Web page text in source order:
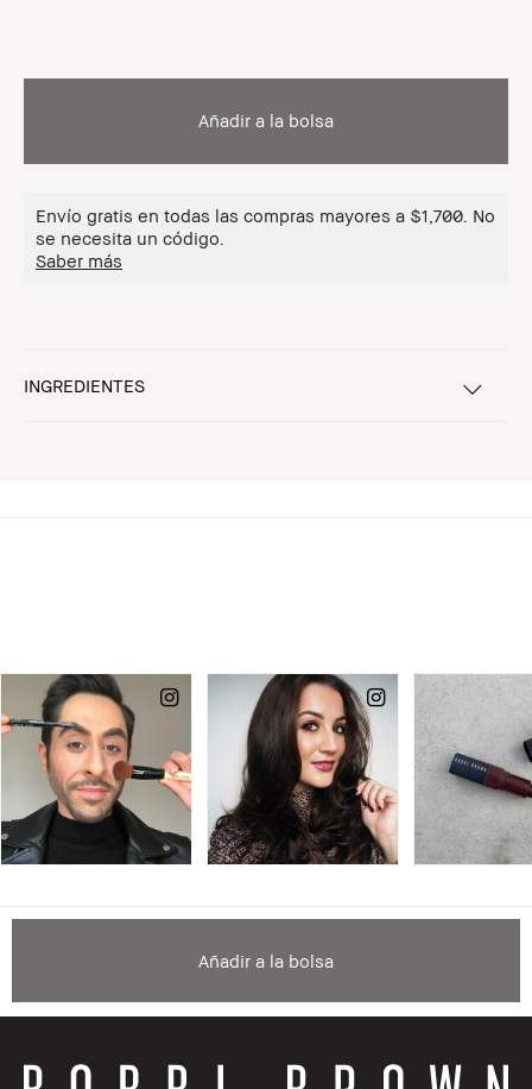
Añadir a la bolsa
Envío gratis en todas las compras mayores a $1,700. No
se necesita un código.
Saber más
INGREDIENTES
Añadir a la bolsa